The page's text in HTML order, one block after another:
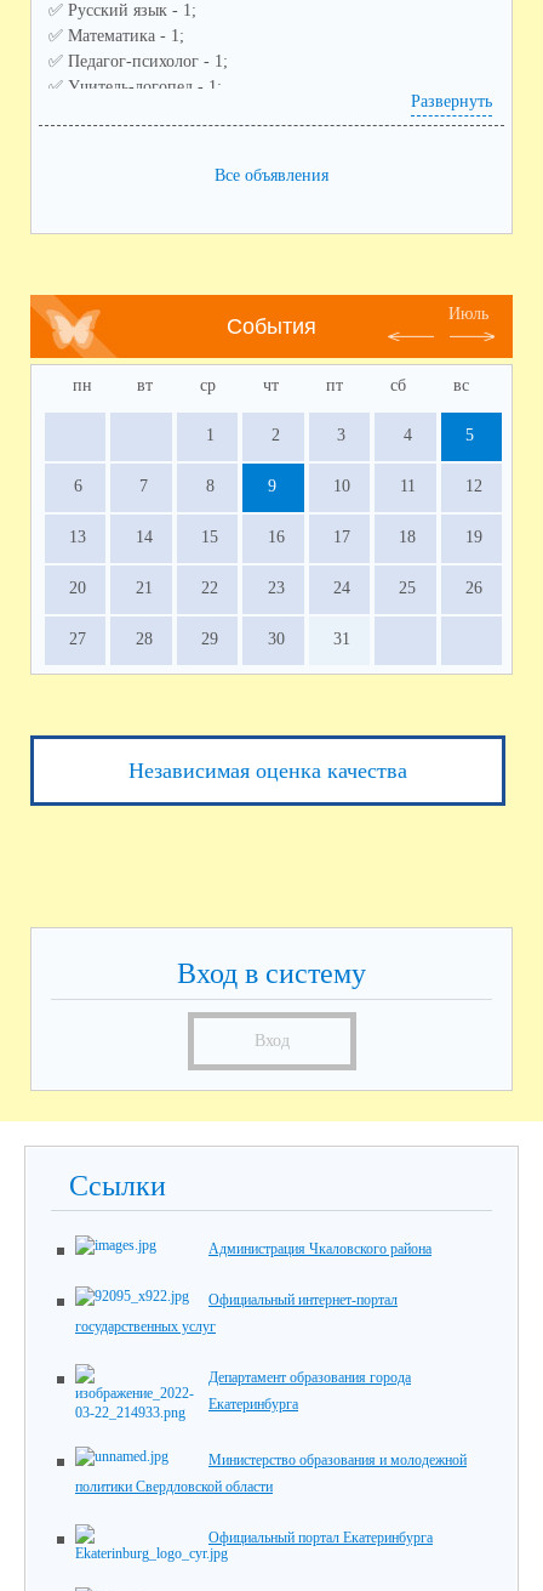
✅️ Русский язык - 1;
✅️ Математика - 1;
✅️ Педагог-психолог - 1;
✅️ Учитель-логопед - 1;
Развернуть
Все объявления
События
Июль
пн вт ср чт пт сб вс
1 2 3 4 5
6 7 8 9 10 11 12
13 14 15 16 17 18 19
20 21 22 23 24 25 26
27 28 29 30 31
Независимая оценка качества
Вход в систему
Вход
Ссылки
Администрация Чкаловского района
Официальный интернет-портал
государственных услуг
Департамент образования города
Екатеринбурга
Министерство образования и молодежной
политики Свердловской области
Официальный портал Екатеринбурга